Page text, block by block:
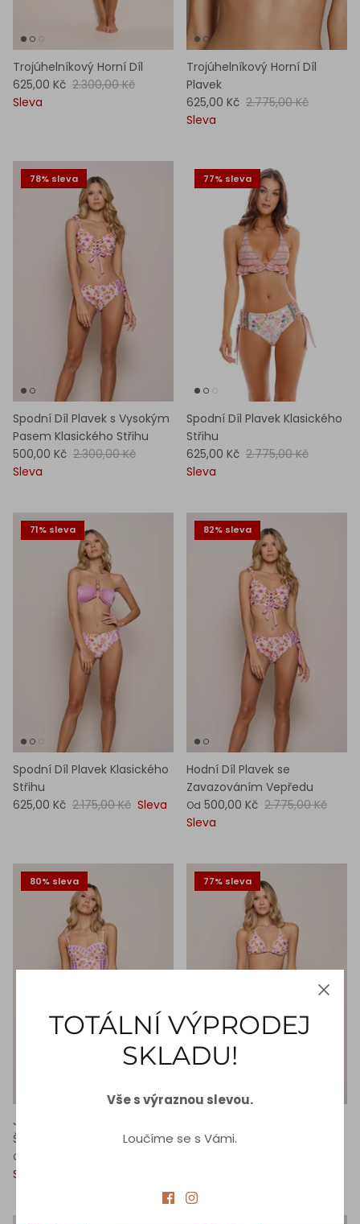
Trojúhelníkový Horní Díl
625,00 Kč 2.300,00 Kč
Sleva
Trojúhelníkový Horní Díl
Plavek
625,00 Kč 2.775,00 Kč
Sleva
78% sleva
Spodní Díl Plavek s Vysokým
Pasem Klasického Střihu
500,00 Kč 2.300,00 Kč
Sleva
77% sleva
Spodní Díl Plavek Klasického
Střihu
625,00 Kč 2.775,00 Kč
Sleva
71% sleva
Spodní Díl Plavek Klasického
Střihu
625,00 Kč 2.175,00 Kč Sleva
82% sleva
Hodní Díl Plavek se
Zavazováním Vepředu
Od 500,00 Kč 2.775,00 Kč
Sleva
80% sleva
Jednodílné Plavky se
Šněrováním Vzadu
Od
Sleva
77% sleva
Plavek
TOTÁLNÍ VÝPRODEJ
SKLADU!
Vše s výraznou slevou.
Loučíme se s Vámi.